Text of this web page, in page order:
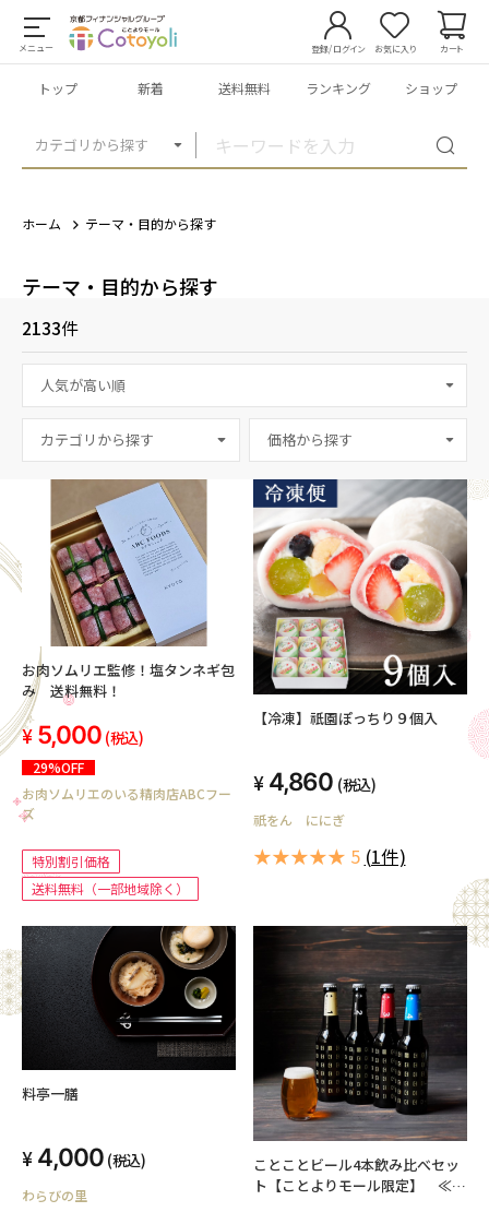
メニュー
カテゴリから探す
登録/ログイン お気に入り カート
トップ 新着 送料無料 ランキング ショップ
ホーム テーマ・目的から探す
テーマ・目的から探す
2133件
カテゴリから探す
お肉ソムリエ監修！塩タンネギ包
み 送料無料！
5,000 (税込)
29%OFF
お肉ソムリエのいる精肉店ABCフー
ズ
特別割引価格
送料無料（一部地域除く）
【冷凍】祇園ぽっちり９個入
4,860 (税込)
祇をん ににぎ
★★★★★ 5 (1件)
料亭一膳
4,000 (税込)
わらびの里
ことことビール4本飲み比べセッ
ト【ことよりモール限定】 ≪送